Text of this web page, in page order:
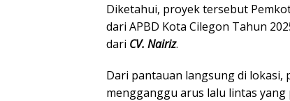
Diketahui, proyek tersebut
dari APBD Kota Cilegon Tahun
dari CV. Nairiz.
Dari pantauan langsung di lokasi,
mengganggu arus lalu lintas